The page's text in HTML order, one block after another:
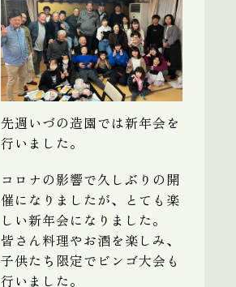
先週いづの造園では新年会を
行いました。
コロナの影響で久しぶりの開
催になりましたが、とても楽
しい新年会になりました。
皆さん料理やお酒を楽しみ、
子供たち限定でビンゴ大会も
行いました。